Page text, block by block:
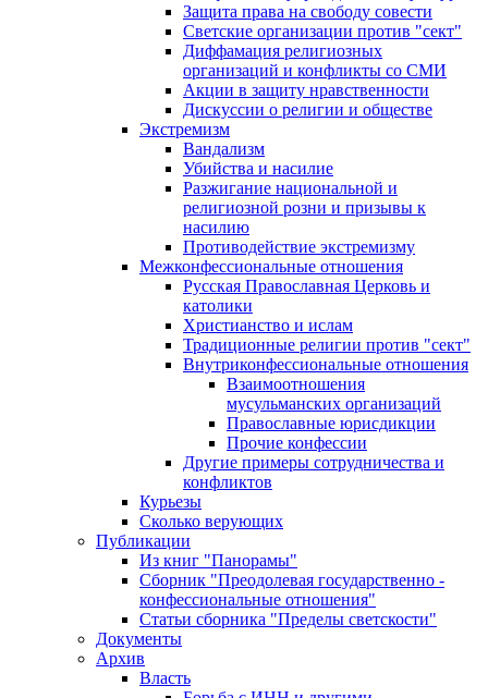
Защита права на свободу совести
Светские организации против "сект"
Диффамация религиозных
организаций и конфликты со СМИ
Акции в защиту нравственности
Дискуссии о религии и обществе
Экстремизм
Вандализм
Убийства и насилие
Разжигание национальной и
религиозной розни и призывы к
насилию
Противодействие экстремизму
Межконфессиональные отношения
Русская Православная Церковь и
католики
Христианство и ислам
Традиционные религии против "сект"
Внутриконфессиональные отношения
Взаимоотношения
мусульманских организаций
Православные юрисдикции
Прочие конфессии
Другие примеры сотрудничества и
конфликтов
Курьезы
Сколько верующих
Публикации
Из книг "Панорамы"
Сборник "Преодолевая государственно -
конфессиональные отношения"
Статьи сборника "Пределы светскости"
Документы
Архив
Власть